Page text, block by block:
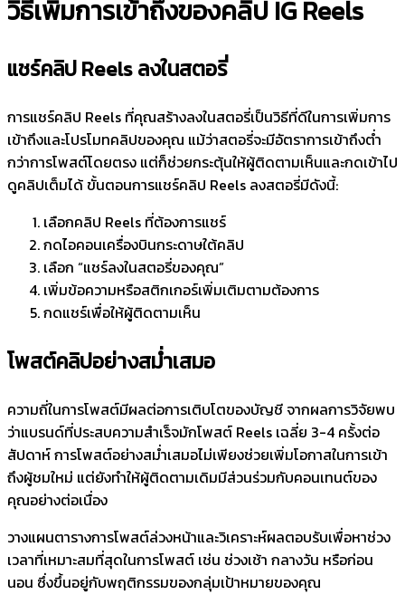
วิธีเพิ่มการเข้าถึงของคลิป IG Reels
แชร์คลิป Reels ลงในสตอรี่
การแชร์คลิป Reels ที่คุณสร้างลงในสตอรี่เป็นวิธีที่ดีในการเพิ่มการ
เข้าถึงและโปรโมทคลิปของคุณ แม้ว่าสตอรี่จะมีอัตราการเข้าถึงต่ำ
กว่าการโพสต์โดยตรง แต่ก็ช่วยกระตุ้นให้ผู้ติดตามเห็นและกดเข้าไป
ดูคลิปเต็มได้ ขั้นตอนการแชร์คลิป Reels ลงสตอรี่มีดังนี้:
เลือกคลิป Reels ที่ต้องการแชร์
กดไอคอนเครื่องบินกระดาษใต้คลิป
เลือก “แชร์ลงในสตอรี่ของคุณ”
เพิ่มข้อความหรือสติกเกอร์เพิ่มเติมตามต้องการ
กดแชร์เพื่อให้ผู้ติดตามเห็น
โพสต์คลิปอย่างสม่ำเสมอ
ความถี่ในการโพสต์มีผลต่อการเติบโตของบัญชี จากผลการวิจัยพบ
ว่าแบรนด์ที่ประสบความสำเร็จมักโพสต์ Reels เฉลี่ย 3-4 ครั้งต่อ
สัปดาห์ การโพสต์อย่างสม่ำเสมอไม่เพียงช่วยเพิ่มโอกาสในการเข้า
ถึงผู้ชมใหม่ แต่ยังทำให้ผู้ติดตามเดิมมีส่วนร่วมกับคอนเทนต์ของ
คุณอย่างต่อเนื่อง
วางแผนตารางการโพสต์ล่วงหน้าและวิเคราะห์ผลตอบรับเพื่อหาช่วง
เวลาที่เหมาะสมที่สุดในการโพสต์ เช่น ช่วงเช้า กลางวัน หรือก่อน
นอน ซึ่งขึ้นอยู่กับพฤติกรรมของกลุ่มเป้าหมายของคุณ